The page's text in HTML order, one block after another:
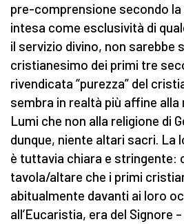
pre-comprensione secondo
intesa come esclusività di
il servizio divino, non sarebbe
cristianesimo dei primi tre
rivendicata “purezza” del
sembra in realtà più affine
Lumi che non alla religione di
dunque, niente altari sacri. La
è tuttavia chiara e stringente:
tavola/altare che i primi
abitualmente davanti ai loro
all’Eucaristia, era del Signore